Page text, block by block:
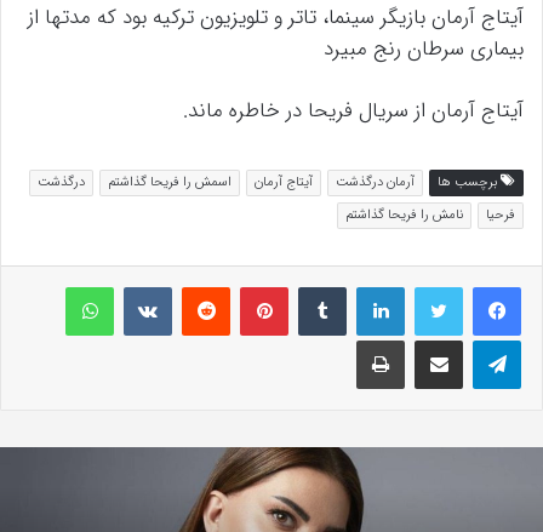
آیتاج آرمان بازیگر سینما، تاتر و تلویزیون ترکیه بود که مدتها از
بیماری سرطان رنج مبیرد
آیتاج آرمان از سریال فریحا در خاطره ماند.
برچسب ها آرمان درگذشت آیتاج آرمان اسمش را فریحا گذاشتم
درگذشت
فرحیا
نامش را فریحا گذاشتم
لینکداینتامبلر پینتریستReddit
VKontakteواتس آپ
تلگرام اشتراک گذاری با ایمیل چاپ